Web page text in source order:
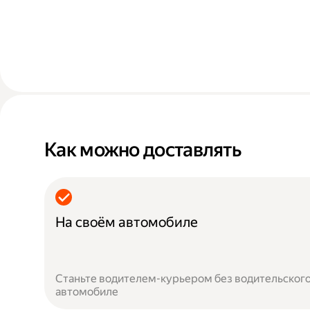
Как можно доставлять
На своём автомобиле
Станьте водителем-курьером без
автомобиле